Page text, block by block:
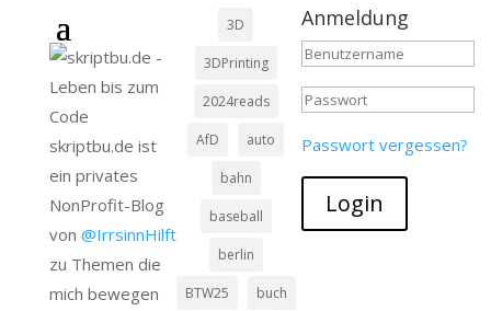
skriptbu.de ist
ein privates
NonProfit-Blog
von @IrrsinnHilft
zu Themen die
mich bewegen
3D
3DPrinting
2024reads
AfD auto
bahn
baseball
berlin
BTW25 buch
Anmeldung
Passwort vergessen?
Login